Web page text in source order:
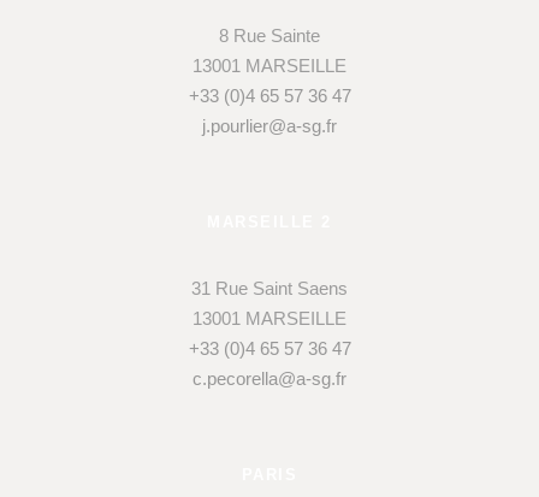
8 Rue Sainte
13001 MARSEILLE
+33 (0)4 65 57 36 47
j.pourlier@a-sg.fr
31 Rue Saint Saens
13001 MARSEILLE
+33 (0)4 65 57 36 47
c.pecorella@a-sg.fr